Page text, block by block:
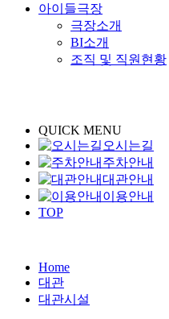
아이들극장
극장소개
BI소개
조직 및 직원현황
QUICK MENU
오시는길
주차안내
대관안내
이용안내
TOP
Home
대관
대관시설